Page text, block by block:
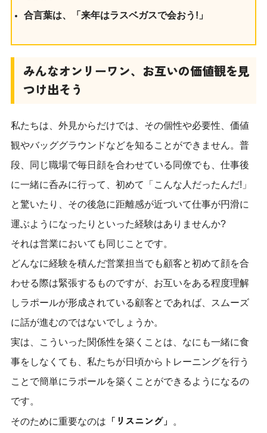
合言葉は、「来年はラスベガスで会おう!」
みんなオンリーワン、お互いの価値観を見
つけ出そう
私たちは、外見からだけでは、その個性や必要性、価値
観やバッググラウンドなどを知ることができません。普
段、同じ職場で毎日顔を合わせている同僚でも、仕事後
に一緒に呑みに行って、初めて「こんな人だったんだ!」
と驚いたり、その後急に距離感が近づいて仕事が円滑に
運ぶようになったりといった経験はありませんか?
それは営業においても同じことです。
どんなに経験を積んだ営業担当でも顧客と初めて顔を合
わせる際は緊張するものですが、お互いをある程度理解
しラポールが形成されている顧客とであれば、スムーズ
に話が進むのではないでしょうか。
実は、こういった関係性を築くことは、なにも一緒に食
事をしなくても、私たちが日頃からトレーニングを行う
ことで簡単にラポールを築くことができるようになるの
です。
そのために重要なのは
「リスニング」
。